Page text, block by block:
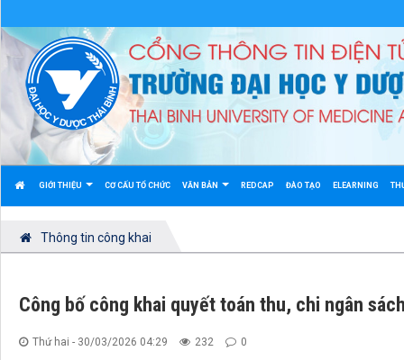
GIỚI THIỆU CƠ CẤU TỔ CHỨC VĂN BẢN REDCAP ĐÀO TẠO ELEARNING
Thông tin công khai
Công bố công khai quyết toán thu, chi ngân
Thứ hai - 30/03/2026 04:29 232 0